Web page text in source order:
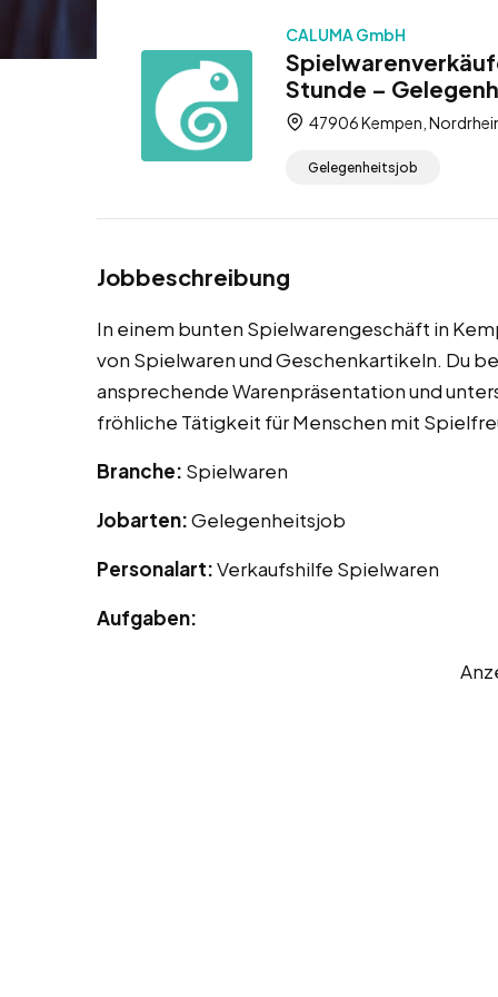
CALUMA GmbH
Stunde –
47906 Kempen,
Gelegenheitsjob
Jobbeschreibung
In einem bunten Spielwarengeschäft in
von Spielwaren und Geschenkartikeln. Du
ansprechende Warenpräsentation und
fröhliche Tätigkeit für Menschen mit
Branche: Spielwaren
Jobarten:Gelegenheitsjob
Personalart:Verkaufshilfe Spielwaren
Aufgaben: